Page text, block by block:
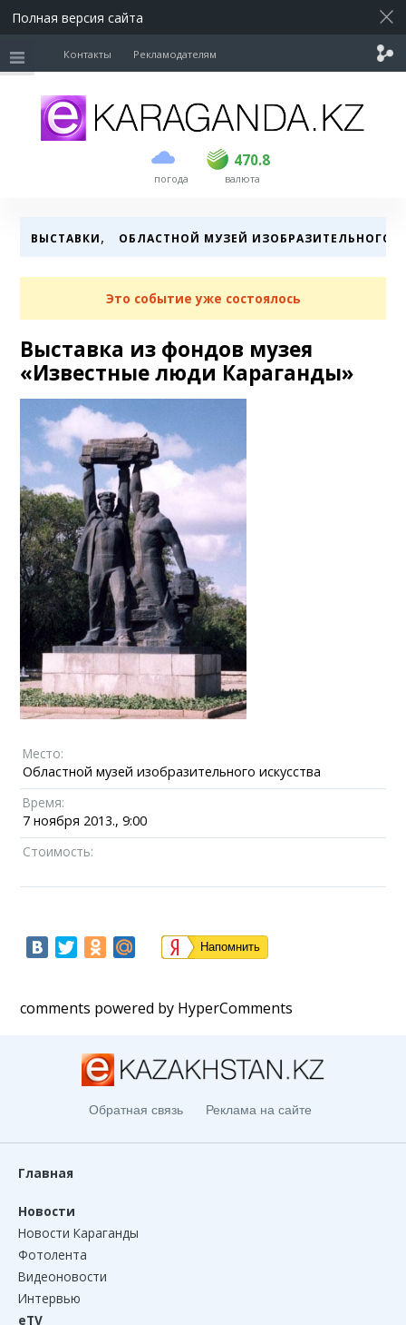
Полная версия сайта
Контакты Рекламодателям
погода
470.8
покупка продажа
USD 468.5 470.8
EUR валюта
ВЫСТАВКИ, ОБЛАСТНОЙ МУЗЕЙ ИЗОБРАЗИТЕЛЬНОГО
Это событие уже состоялось
Выставка из фондов музея
«Известные люди Караганды»
Место:
Областной музей изобразительного искусства
Время:
7 ноября 2013., 9:00
Стоимость:
Напомнить
comments powered by HyperComments
Обратная связь Реклама на сайте
Главная
Новости
Новости Караганды
Фотолента
Видеоновости
Интервью
eTV